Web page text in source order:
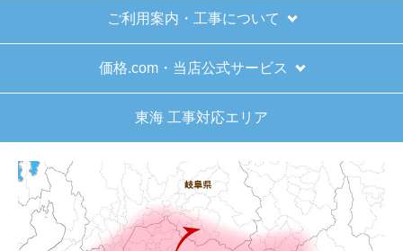
【注文商品】給湯器 【注文時期】2025
年11月頃（モバイルから）
【このショップを選んだ理由は？】
キッチン混合栓に続いて2回目の利用です。価格が
リーズナブルで、HPの構成から見てしっかりして
ご利用案内・工事について
価格.com・当店公式サービス
東海 工事対応エリア